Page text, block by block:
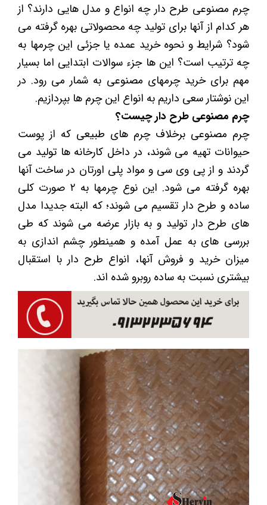
چرم مصنوعی طرح دار چه انواع و مدل هایی دارند؟ از
هر کدام از آنها برای تولید چه محصولاتی بهره گرفته می
شود؟ شرایط و نحوه خرید عمده یا جزئی این چرمها به
چه ترتیب است؟ این ها جزء سوالات ابتدایی اما بسیار
مهم برای خرید چرمهای مصنوعی به شمار می رود. در
این نوشتار سعی داریم به انواع این چرم ها بپردازیم.
چرم مصنوعی طرح دار چیست؟
چرم مصنوعی برخلاف چرم های طبیعی که از پوست
حیوانات تهیه می شوند، در داخل کارخانه ها تولید می
گردند و از پی وی سی و مواد پلی اورتان در ساخت آنها
بهره گرفته می شود. این نوع چرمها به ۲ صورت کلی
ساده و طرح دار تقسیم می شوند؛ که البته جدیدا مدل
های طرح دار تولید و به بازار عرضه می شوند که طی
بررسی های به عمل آمده و همینطور چشم اندازی به
میزان خرید و فروش آنها، انواع طرح دار با استقبال
بیشتری نسبت به ساده روبرو شده اند.